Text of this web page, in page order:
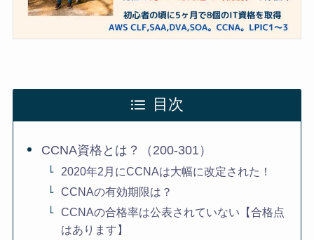
目次
CCNA資格とは？（200-301）
2020年2月にCCNAは大幅に改定された！
CCNAの有効期限は？
CCNAの合格率は公表されていない【合格点
はあります】